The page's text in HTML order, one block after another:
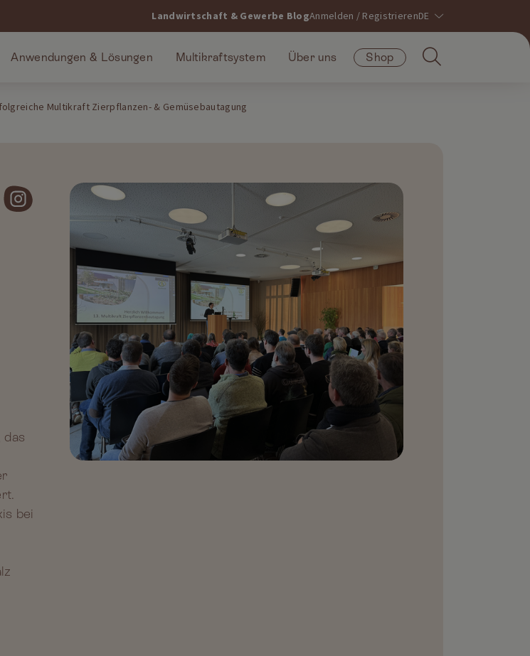
Landwirtschaft & Gewerbe BlogAnmelden / Registrieren
Anwendungen & Lösungen Multikraftsystem Über uns Shop
Multikraft Zierpflanzen- & Gemüsebautagung
bei